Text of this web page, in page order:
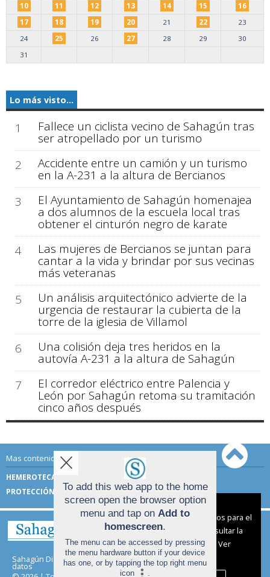
10
11 12 13 14 15
16
17
18 19 20 21 22
23
24
25 26 27 28 29
30
31
Lo más visto...
1 Fallece un ciclista vecino de Sahagún tras
ser atropellado por un turismo
2
Accidente entre un camión y un turismo
en la A-231 a la altura de Bercianos
3
El Ayuntamiento de Sahagún homenajea
a dos alumnos de la escuela local tras
obtener el cinturón negro de karate
4
Las mujeres de Bercianos se juntan para
cantar a la vida y brindar por sus vecinas
más veteranas
5
Un análisis arquitectónico advierte de la
urgencia de restaurar la cubierta de la
torre de la iglesia de Villamol
6
Una colisión deja tres heridos en la
autovía A-231 a la altura de Sahagún
7
El corredor eléctrico entre Palencia y
León por Sahagún retoma su tramitación
cinco años después
Mas contenido de Sahagún Digital:
HEMEROTECA
TÉRMINOS DE USO
PROTECCIÓN DE DATOS
Sahagún Digital | Términos de uso|Protección de
datos
To add this web app to the home
screen open the browser option
menu and tap on Add to
homescreen.
The menu can be accessed by pressing
the menu hardware button if your device
has one, or by tapping the top right menu
icon
.
Aviso sobre el Uso de cookies:
Utilizamos cookies nuestras y de terceros para el
funcionamiento del digital. Puedes consultar la
lista de cookies y como desconectarlas.
Ver
nuestra Política de Privacidad y Cookies